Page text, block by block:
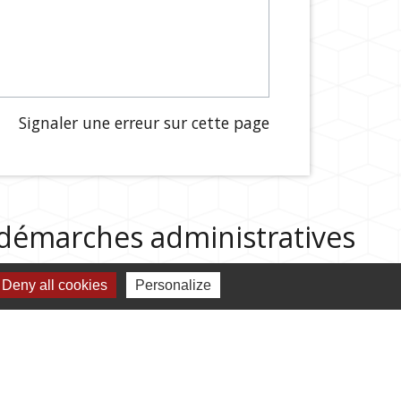
Signaler une erreur sur cette page
administratives
Deny all cookies Personalize